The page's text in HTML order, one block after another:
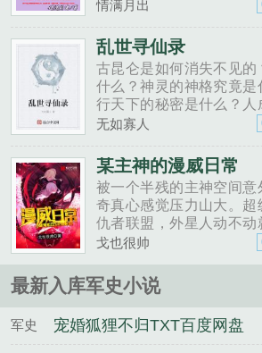
情满月出
乱世寻仙录
古昆仑是如何消失不见的
什么？神灵的神格究竟
行天下的秘密是什么？
断绝的？乱世寻仙录，带
无如寡人
某主神的漫威日常
被一个半残的主神空间
奇真心感觉压力山大。超
仇者联盟，外星人动不动
为了保存自身，帕奇觉
翻地覆的变化ps本书又......
戈也很帅
最新入库军史小说
军史 宠婚狐狸不归TXT百度网盘